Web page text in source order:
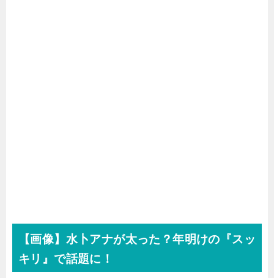
【画像】水卜アナが太った？年明けの『スッ
キリ』で話題に！